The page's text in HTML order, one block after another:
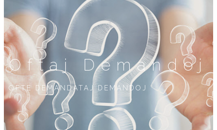
Oftaj Demandoj
OFTE DEMANDATAJ DEMANDOJ